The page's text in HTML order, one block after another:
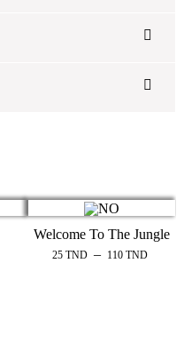
Welcome To The Jungle
25TND – 110TND